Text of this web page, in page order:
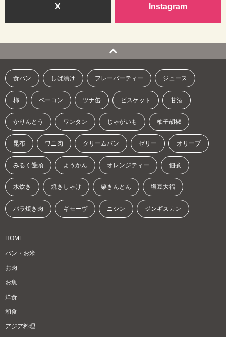
X Instagram
食パン しば漬け フレーバーティー ジュース
柿 ベーコン ツナ缶 ビスケット 甘酒
かりんとう ワンタン じゃがいも 柚子胡椒
昆布 ワニ肉 クリームパン ゼリー オリーブ
みるく饅頭 ようかん オレンジティー 佃煮
水炊き 焼きしゃけ 栗きんとん 塩豆大福
バラ焼き肉 ギモーヴ ニシン ジンギスカン
HOME
パン・お米
お肉
お魚
洋食
和食
アジア料理